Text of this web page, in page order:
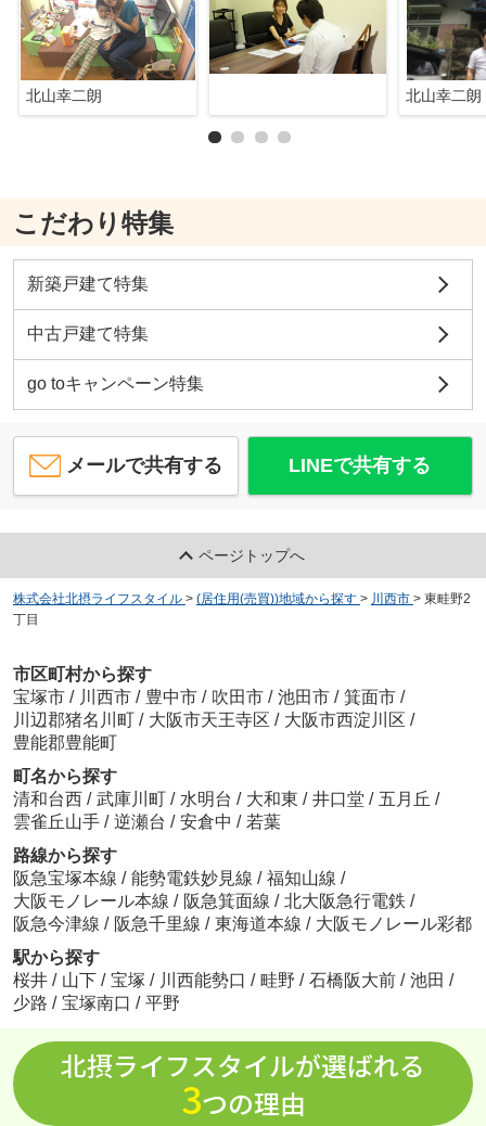
北山幸二朗 北山幸二朗
こだわり特集
新築戸建て特集
中古戸建て特集
go toキャンペーン特集
メールで共有する LINEで共有する
ページトップへ
株式会社北摂ライフスタイル > (居住用(売買))地域から探す > 川西市 > 東畦野2
丁目
市区町村から探す
宝塚市 / 川西市 / 豊中市 / 吹田市 / 池田市 / 箕面市 /
川辺郡猪名川町 / 大阪市天王寺区 / 大阪市西淀川区 /
豊能郡豊能町
町名から探す
清和台西 / 武庫川町 / 水明台 / 大和東 / 井口堂 / 五月丘 /
雲雀丘山手 / 逆瀬台 / 安倉中 / 若葉
路線から探す
阪急宝塚本線 / 能勢電鉄妙見線 / 福知山線 /
大阪モノレール本線 / 阪急箕面線 / 北大阪急行電鉄 /
阪急今津線 / 阪急千里線 / 東海道本線 / 大阪モノレール彩都
駅から探す
桜井 / 山下 / 宝塚 / 川西能勢口 / 畦野 / 石橋阪大前 / 池田 /
少路 / 宝塚南口 / 平野
北摂ライフスタイルが選ばれる
3つの理由